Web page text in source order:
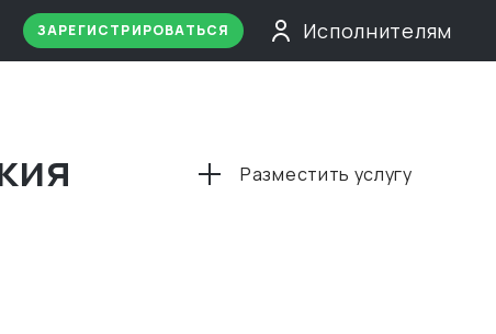
ЗАРЕГИСТРИРОВАТЬСЯ Исполнителям
Разместить услугу